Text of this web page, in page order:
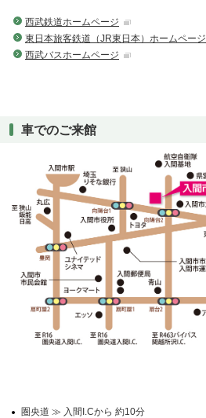
西武鉄道ホームページ
東日本旅客鉄道（JR東日本）ホームページ
西武バスホームページ
車でのご来館
圏央道 ≫ 入間I.Cから 約10分